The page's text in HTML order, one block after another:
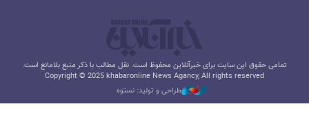
تمامی حقوق این سایت برای خبرآنلاین محفوظ است. نقل مطالب با ذکر منبع بلامانع است.
Copyright © 2025 khabaronline News Agancy, All rights reserved
طراحی و تولید: نستوه